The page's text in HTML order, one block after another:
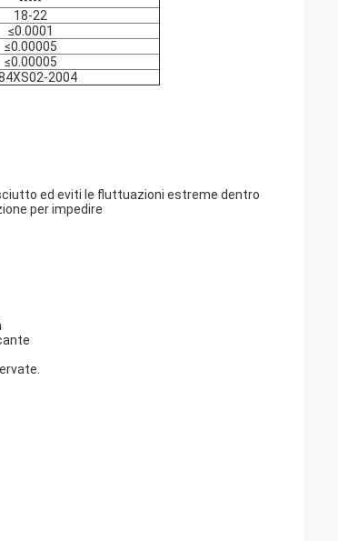
18-22
≤0.0001
≤0.00005
≤0.00005
2004
ed eviti le fluttuazioni estreme dentro
per impedire